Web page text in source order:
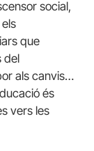
social,
que
del
als canvis…
és
vers les